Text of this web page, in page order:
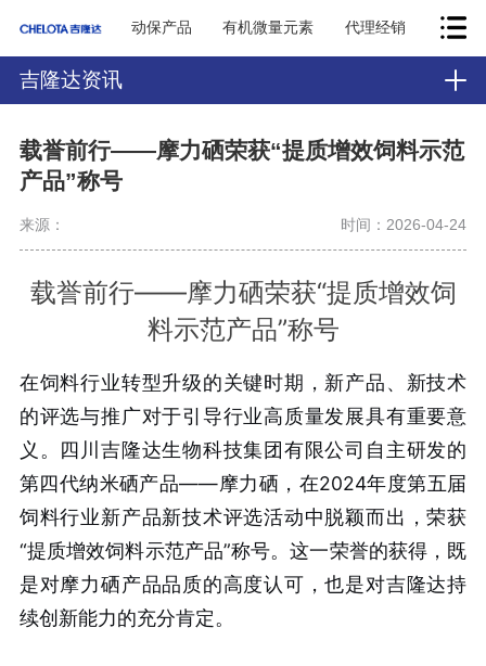
动保产品 有机微量元素 代理经销
吉隆达资讯
载誉前行——摩力硒荣获“提质增效饲料示范
产品”称号
来源： 时间：2026-04-24
载誉前行——摩力硒荣获“提质增效饲
料示范产品”称号
在饲料行业转型升级的关键时期，新产品、新技术
的评选与推广对于引导行业高质量发展具有重要意
义。四川吉隆达生物科技集团有限公司自主研发的
第四代纳米硒产品——摩力硒，在2024年度第五届
饲料行业新产品新技术评选活动中脱颖而出，荣获
“提质增效饲料示范产品”称号。这一荣誉的获得，既
是对摩力硒产品品质的高度认可，也是对吉隆达持
续创新能力的充分肯定。